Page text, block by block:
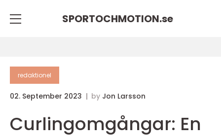
SPORTOCHMOTION.se
redaktionel
02. September 2023 by Jon Larsson
Curlingomgångar: En